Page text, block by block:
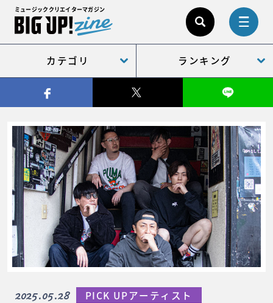
ミュージッククリエイターマガジン
カテゴリ ランキング
2025.05.28 PICK UPアーティスト